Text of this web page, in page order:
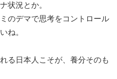
状況とか。
のデマで思考をコントロール
ね。
る日本人こそが、養分そのも